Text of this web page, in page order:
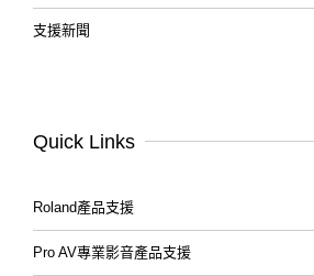
支援新聞
Quick Links
Roland產品支援
Pro AV專業影音產品支援